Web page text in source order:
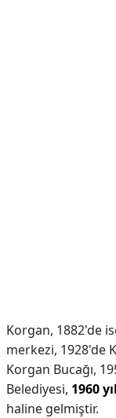
Korgan, 1882'de
merkezi, 1928'de
Korgan Bucağı,
Belediyesi, 1960
haline gelmiştir.